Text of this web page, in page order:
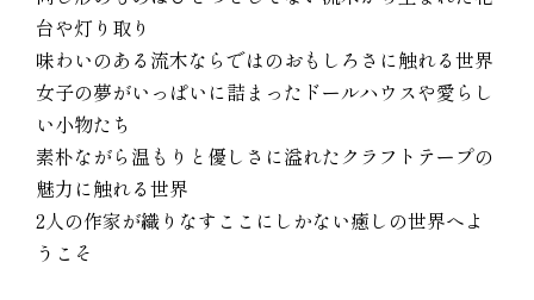
台や灯り取り
味わいのある流木ならではのおもしろさに触れる世界
女子の夢がいっぱいに詰まったドールハウスや愛らし
い小物たち
素朴ながら温もりと優しさに溢れたクラフトテープの
魅力に触れる世界
2人の作家が織りなすここにしかない癒しの世界へよ
うこそ